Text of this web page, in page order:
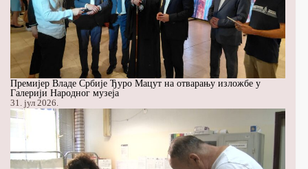
Премијер Владе Србије Ђуро Мацут на отварању изложбе у
Галерији Народног музеја
31. јул 2026.